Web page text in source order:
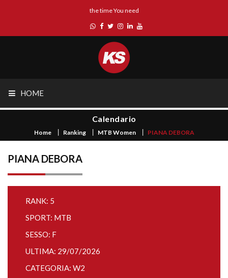
the time You need
HOME
Calendario
Home Ranking MTB Women PIANA DEBORA
PIANA DEBORA
RANK: 5
SPORT: MTB
SESSO: F
ULTIMA: 29/07/2026
CATEGORIA: W2